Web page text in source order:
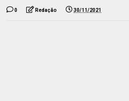
0 Redação 30/11/2021